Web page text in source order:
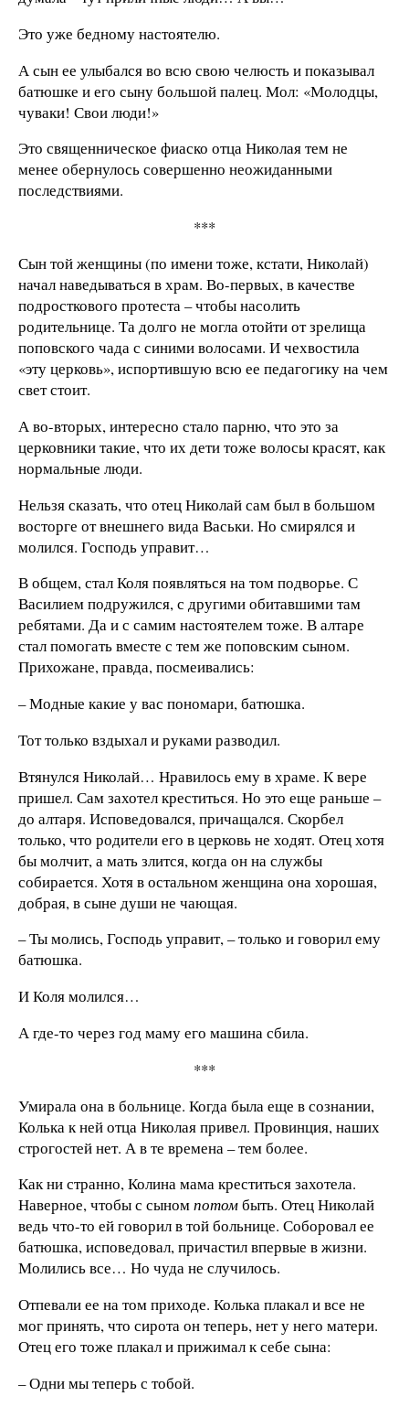
Это уже бедному настоятелю.
А сын ее улыбался во всю свою челюсть и показывал
батюшке и его сыну большой палец. Мол: «Молодцы,
чуваки! Свои люди!»
Это священническое фиаско отца Николая тем не
менее обернулось совершенно неожиданными
последствиями.
***
Сын той женщины (по имени тоже, кстати, Николай)
начал наведываться в храм. Во-первых, в качестве
подросткового протеста – чтобы насолить
родительнице. Та долго не могла отойти от зрелища
поповского чада с синими волосами. И чехвостила
«эту церковь», испортившую всю ее педагогику на чем
свет стоит.
А во-вторых, интересно стало парню, что это за
церковники такие, что их дети тоже волосы красят, как
нормальные люди.
Нельзя сказать, что отец Николай сам был в большом
восторге от внешнего вида Васьки. Но смирялся и
молился. Господь управит…
В общем, стал Коля появляться на том подворье. С
Василием подружился, с другими обитавшими там
ребятами. Да и с самим настоятелем тоже. В алтаре
стал помогать вместе с тем же поповским сыном.
Прихожане, правда, посмеивались:
– Модные какие у вас пономари, батюшка.
Тот только вздыхал и руками разводил.
Втянулся Николай… Нравилось ему в храме. К вере
пришел. Сам захотел креститься. Но это еще раньше –
до алтаря. Исповедовался, причащался. Скорбел
только, что родители его в церковь не ходят. Отец хотя
бы молчит, а мать злится, когда он на службы
собирается. Хотя в остальном женщина она хорошая,
добрая, в сыне души не чающая.
– Ты молись, Господь управит, – только и говорил ему
батюшка.
И Коля молился…
А где-то через год маму его машина сбила.
***
Умирала она в больнице. Когда была еще в сознании,
Колька к ней отца Николая привел. Провинция, наших
строгостей нет. А в те времена – тем более.
Как ни странно, Колина мама креститься захотела.
Наверное, чтобы с сыномпотомбыть. Отец Николай
ведь что-то ей говорил в той больнице. Соборовал ее
батюшка, исповедовал, причастил впервые в жизни.
Молились все… Но чуда не случилось.
Отпевали ее на том приходе. Колька плакал и все не
мог принять, что сирота он теперь, нет у него матери.
Отец его тоже плакал и прижимал к себе сына:
– Одни мы теперь с тобой.